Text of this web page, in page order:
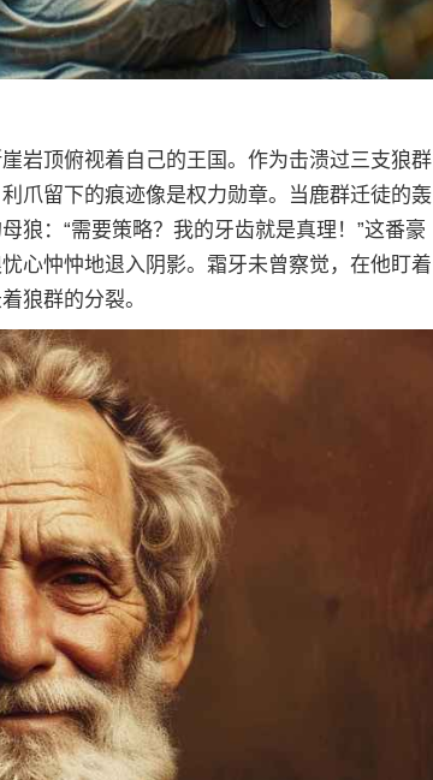
岩顶俯视着自己的王国。作为击溃过三支狼群
爪留下的痕迹像是权力勋章。当鹿群迁徒的轰
狼：“需要策略？我的牙齿就是真理！”这番豪
心忡忡地退入阴影。霜牙未曾察觉，在他盯着
狼群的分裂。